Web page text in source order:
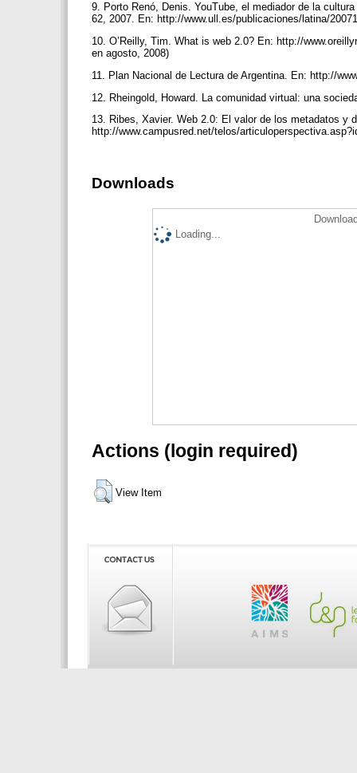
9. Porto Renó, Denis. YouTube, el mediador de la
62, 2007. En: http://www.ull.es/publicaciones/latina/
10. O’Reilly, Tim. What is web 2.0? En: http://
en agosto, 2008)
11. Plan Nacional de Lectura de Argentina. En: http://
12. Rheingold, Howard. La comunidad virtual: una
13. Ribes, Xavier. Web 2.0: El valor de los metadatos y
http://www.campusred.net/telos/
Downloads
Loading...
Actions (login required)
View Item